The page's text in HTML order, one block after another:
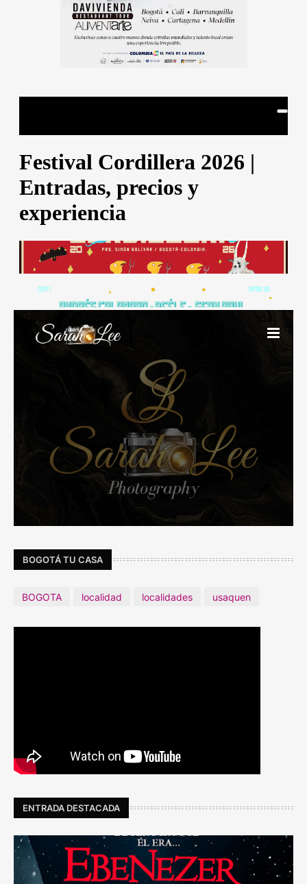
BOGOTÁ TU CASA
BOGOTA localidad localidades usaquen
ENTRADA DESTACADA